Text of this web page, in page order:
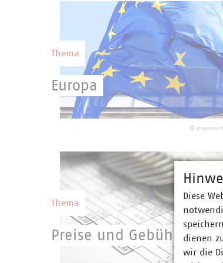
Wettbewerbsfähigkeit
Thema
Europa
Eine starke kommunale
mit starken kommunalen
erfolgreich um.
©
Thema
Preise und Gebühren
Diese
dienen
wir die